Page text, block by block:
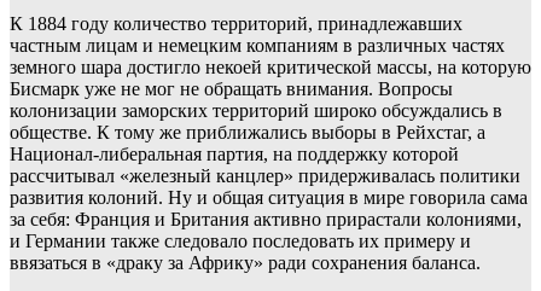
К 1884 году количество территорий, принадлежавших
частным лицам и немецким компаниям в различных частях
земного шара достигло некоей критической массы, на которую
Бисмарк уже не мог не обращать внимания. Вопросы
колонизации заморских территорий широко обсуждались в
обществе. К тому же приближались выборы в Рейхстаг, а
Национал-либеральная партия, на поддержку которой
рассчитывал «железный канцлер» придерживалась политики
развития колоний. Ну и общая ситуация в мире говорила сама
за себя: Франция и Британия активно прирастали колониями,
и Германии также следовало последовать их примеру и
ввязаться в «драку за Африку» ради сохранения баланса.